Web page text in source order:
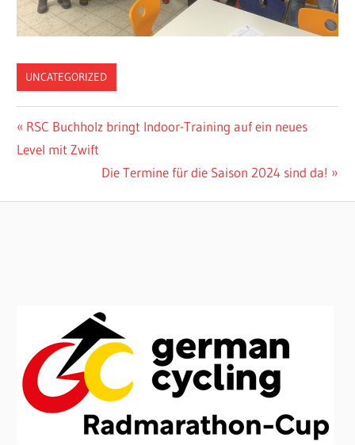
UNCATEGORIZED
Beitragsnavigation
Vorheriger
Beitrag:
RSC Buchholz bringt Indoor-Training auf ein neues
Level mit Zwift
Nächster
Die Termine für die Saison 2024 sind da!